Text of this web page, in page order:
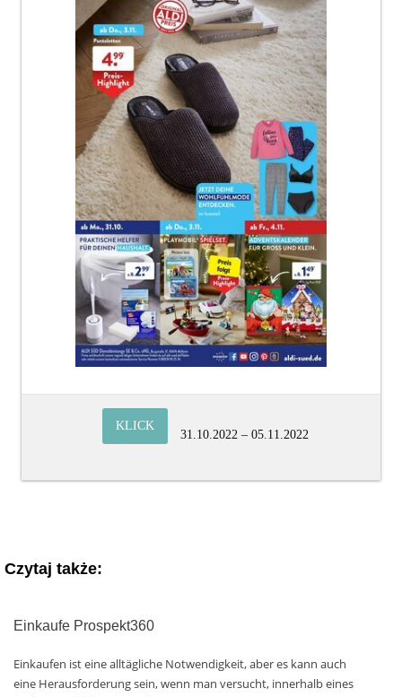
KLICK
31.10.2022 – 05.11.2022
Czytaj także:
Einkaufe Prospekt360
Einkaufen ist eine alltägliche Notwendigkeit, aber es kann auch
eine Herausforderung sein, wenn man versucht, innerhalb eines